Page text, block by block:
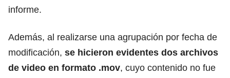
informe.
Además, al realizarse una agrupación por fecha de
modificación, se hicieron evidentes dos archivos
de video en formato .mov, cuyo contenido no fue